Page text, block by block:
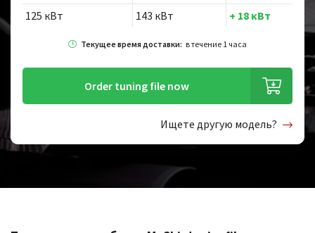
125 кВт
143 кВт + 18 кВт
Текущее время доставки: в течение 1 часа
Order tuning file now
Ищете другую модель?